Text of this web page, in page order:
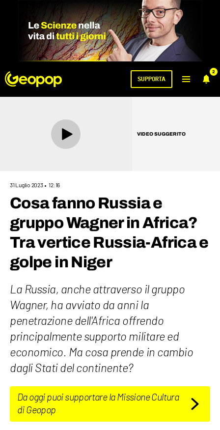
2
SUPPORTA
VIDEO SUGGERITO
31 Luglio 2023 12:16
Cosa fanno Russia e
gruppo Wagner in Africa?
Tra vertice Russia-Africa e
golpe in Niger
La Russia, anche attraverso il gruppo
Wagner, ha avviato da anni la
penetrazione dell'Africa offrendo
principalmente supporto militare ed
economico. Ma cosa prende in cambio
dagli Stati del continente?
Da oggi puoi supportare la Missione Cultura
di Geopop